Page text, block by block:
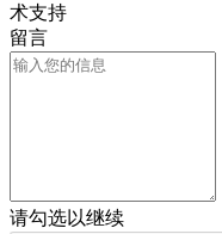
术支持
留言
请勾选以继续